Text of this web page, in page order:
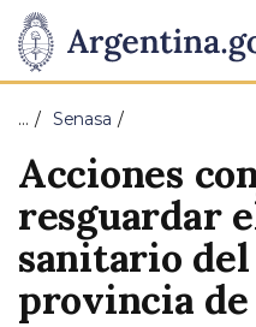
Presidencia
de
Nación
Pasar al contenido
… Senasa
Acciones
resguardar
sanitario
provincia de